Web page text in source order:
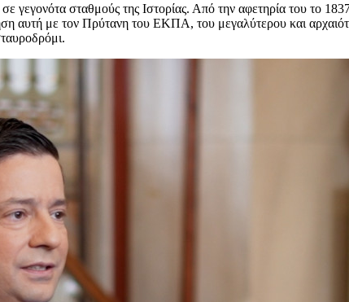
σταθμούς της Ιστορίας. Από την αφετηρία του το
αυτή με τον Πρύτανη του ΕΚΠΑ, του μεγαλύτερου και